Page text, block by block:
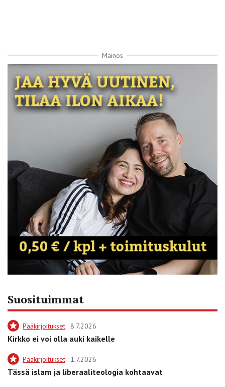
Mainos
Suosituimmat
Pääkirjoitukset 8.7.2026
Kirkko ei voi olla auki kaikelle
Pääkirjoitukset 1.7.2026
Tässä islam ja liberaaliteologia kohtaavat